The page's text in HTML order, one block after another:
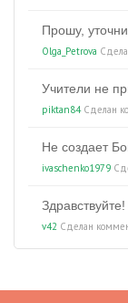
Прошу,
Olga_Petrova
Учители не
piktan84Сделан
Не создает
ivaschenko1979
v42 Сделан